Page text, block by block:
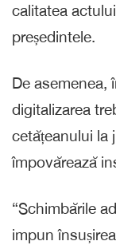
calitatea
președintele.
De asemenea,
digitalizarea
cetățeanului la
împovărează
“Schimbările
impun